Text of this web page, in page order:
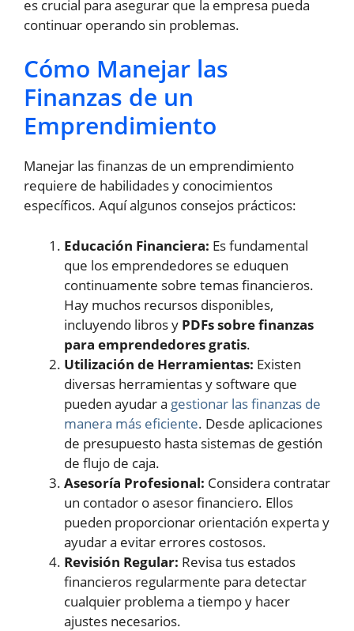
es crucial para asegurar que la empresa pueda
continuar operando sin problemas.
Cómo Manejar las
Finanzas de un
Emprendimiento
Manejar las finanzas de un emprendimiento
requiere de habilidades y conocimientos
específicos. Aquí algunos consejos prácticos:
Educación Financiera: Es fundamental
que los emprendedores se eduquen
continuamente sobre temas financieros.
Hay muchos recursos disponibles,
incluyendo libros y PDFs sobre finanzas
para emprendedores gratis.
Utilización de Herramientas: Existen
diversas herramientas y software que
pueden ayudar a gestionar las finanzas de
manera más eficiente. Desde aplicaciones
de presupuesto hasta sistemas de gestión
de flujo de caja.
Asesoría Profesional: Considera contratar
un contador o asesor financiero. Ellos
pueden proporcionar orientación experta y
ayudar a evitar errores costosos.
Revisión Regular: Revisa tus estados
financieros regularmente para detectar
cualquier problema a tiempo y hacer
ajustes necesarios.